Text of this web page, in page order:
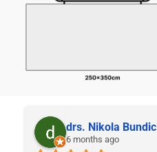
drs. Nikola Bundic
6 months ago